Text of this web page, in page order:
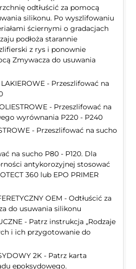
odtłuścić za pomocą
silikonu. Po wyszlifowaniu
ściernymi o gradacjach
podłoża starannie
z rys i ponownie
Zmywacza do usuwania
- Przeszlifować na
- Przeszlifować na
wyrównania P220 - P240
- Przeszlifować na sucho
na sucho P80 - P120. Dla
antykorozyjnej stosować
360 lub EPO PRIMER
OEM - Odtłuścić za
do usuwania silikonu
- Patrz instrukcja „Rodzaje
i ich przygotowanie do
2K - Patrz karta
epoksydowego.